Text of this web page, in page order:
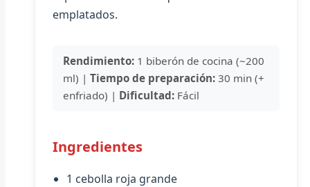
emplatados.
Rendimiento: 1 biberón de cocina (~200
ml) | Tiempo de preparación: 30 min (+
enfriado) | Dificultad: Fácil
Ingredientes
1 cebolla roja grande